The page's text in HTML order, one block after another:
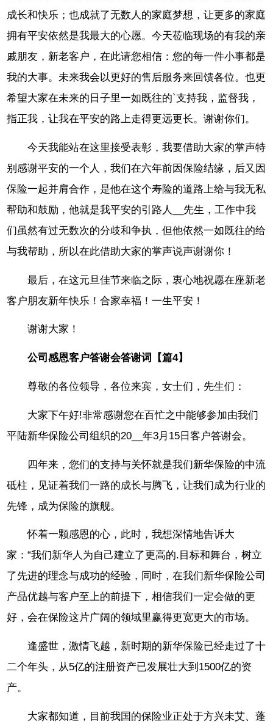
成长和快乐；也成就了无数人的家庭梦想，让更多的家庭
拥有平安依然是我最大的心愿。今天莅临现场的有我的亲
戚朋友，新老客户，在此请您相信：您的每一件小事都是
我的大事。未来我会以更好的售后服务来回馈各位。也更
希望大家在未来的日子里一如既往的`支持我，监督我，
指正我，让我在平安的路上走得更远更长。谢谢你们。
今天我能站在这里接受表彰，我要借助大家的掌声特
别感谢平安的一个人，我们在六年前因保险结缘，后又因
保险一起并肩合作，是他在这个寿险的道路上给与我无私
帮助和鼓励，他就是我平安的引路人__先生，工作中我
们虽然有过无数次的分歧和争执，但他依然一如既往的给
与我帮助，所以在此借助大家的掌声说声谢谢你！
最后，在这元旦佳节来临之际，衷心地祝愿在座新老
客户朋友新年快乐！合家幸福！一生平安！
谢谢大家！
公司感恩客户答谢会答谢词【篇4】
尊敬的各位领导，各位来宾，女士们，先生们：
大家下午好!非常感谢您在百忙之中能够参加由我们
平陆新华保险公司组织的20__年3月15日客户答谢会。
四年来，您们的支持与关怀就是我们新华保险的中流
砥柱，见证着我们一路的成长与腾飞，让我们成为行业的
先锋，成为保险的旗舰。
怀着一颗感恩的心，此时，我想深情地告诉大
家：“我们新华人为自己建立了更高的.目标和舞台，树立
了先进的理念与成功的经验，同时，在我们新华保险公司
产品优越与客户至上的前提下，相信我们一定会做的更
好，会在保险这片广阔的领域里赢得更宽更大的市场。
逢盛世，激情飞越，新时期的新华保险已经走过了十
二个年头，从5亿的注册资产已发展壮大到1500亿的资
产。
大家都知道，目前我国的保险业正处于方兴未艾、蓬